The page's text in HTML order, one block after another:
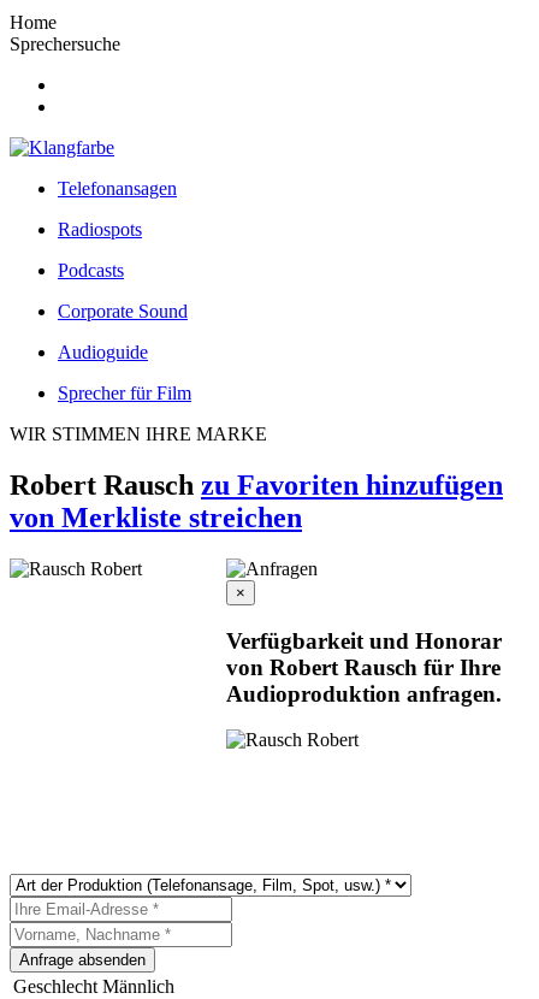
Home
Sprechersuche
Telefonansagen
Radiospots
Podcasts
Corporate Sound
Audioguide
Sprecher für Film
WIR STIMMEN IHRE MARKE
Robert Rausch zu Favoriten hinzufügen
von Merkliste streichen
×
Verfügbarkeit und Honorar
von Robert Rausch für Ihre
Audioproduktion anfragen.
Geschlecht Männlich